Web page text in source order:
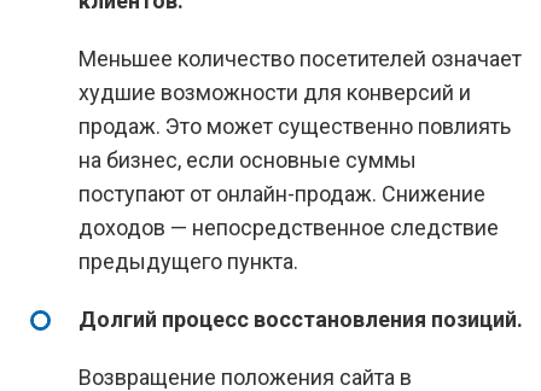
Меньшее количество посетителей означает
худшие возможности для конверсий и
продаж. Это может существенно повлиять
на бизнес, если основные суммы
поступают от онлайн-продаж. Снижение
доходов — непосредственное следствие
предыдущего пункта.
Долгий процесс восстановления позиций.
Возвращение положения сайта в